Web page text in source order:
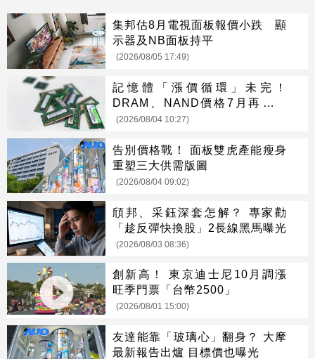
集邦估8月電視面板報價小跌 顯
示器及NB面板持平
(2026/08/05 17:49)
記憶體「漲價循環」未完！
DRAM、NAND價格7月再創新
高
(2026/08/04 10:27)
告別價格戰！ 面板雙虎產能瘦身
重塑三大供需版圖
(2026/08/04 09:02)
頎邦、采鈺深套怎解？ 專家勸
「趁反彈快換股」2長線黑馬曝光
(2026/08/03 08:36)
創新高！ 東京迪士尼10月調漲
旺季門票「台幣2500」
(2026/08/01 15:00)
友達能靠「玻璃心」翻身？ 大摩
最新報告出爐 目標價也曝光